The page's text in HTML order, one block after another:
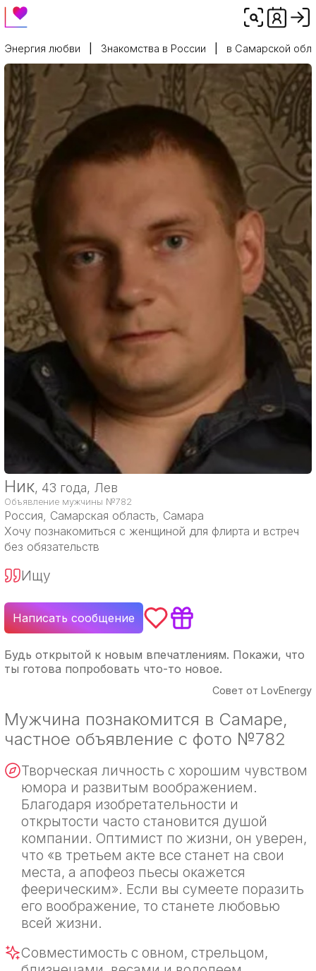
Энергия любви Знакомства в России в Самарской
Ник, 43 года, Лев
Объявление мужчины №782
Россия, Самарская область, Самара
Хочу познакомиться с женщиной для флирта и встреч
без обязательств
Ищу
Написать сообщение
Будь открытой к новым впечатлениям. Покажи, что
ты готова попробовать что-то новое.
Совет от LovEnergy
Мужчина познакомится в Самаре,
частное объявление с фото №782
Творческая личность с хорошим чувством
юмора и развитым воображением.
Благодаря изобретательности и
открытости часто становится душой
компании. Оптимист по жизни, он уверен,
что «в третьем акте все станет на свои
места, а апофеоз пьесы окажется
феерическим». Если вы сумеете поразить
его воображение, то станете любовью
всей жизни.
Совместимость с овном, стрельцом,